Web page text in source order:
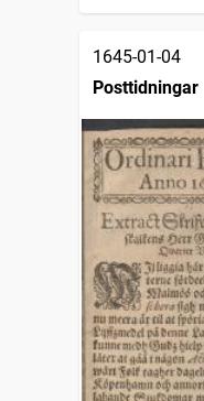
1645-01-04
Posttidningar